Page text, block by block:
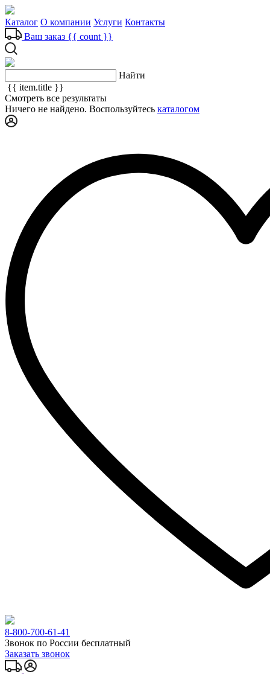
Каталог О компании Услуги Контакты
Ваш заказ {{ count }}
Найти
{{ item.title }}
Смотреть все результаты
Ничего не найдено. Воспользуйтесь каталогом
8-800-700-61-41
Звонок по России бесплатный
Заказать звонок